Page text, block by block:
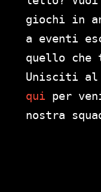
giochi in
a eventi
quello che
Unisciti
qui per
nostra